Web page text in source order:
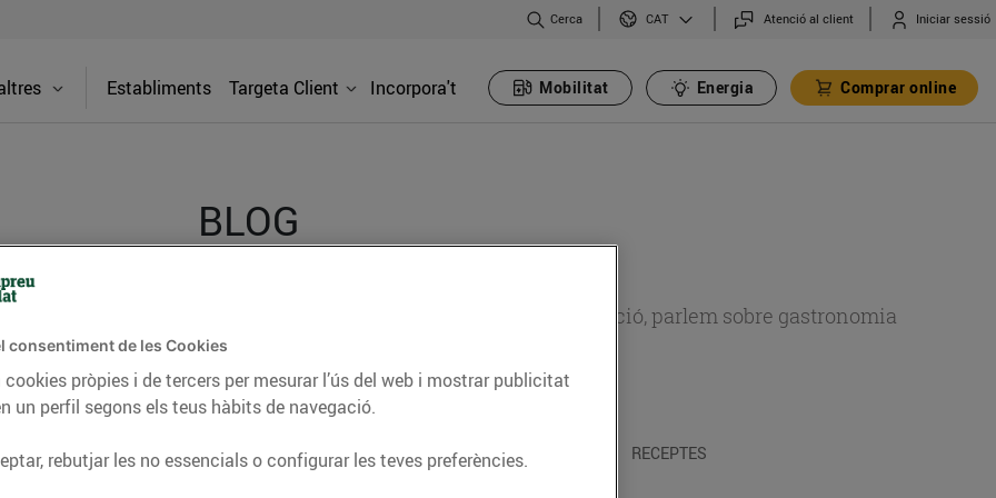
Cerca CAT Atenció al client Iniciar sessió
Establiments Targeta Client Incorpora't Mobilitat Energia Comprar online
BLOG
consells nutricionals, informació d’actualitat sobre alimentació, parlem sobre gastronomia
del nostre territori i molts altres temes.
CONSELLS I HÀBITS SALUDABLES ENERGIA GASTRONOMIA I TRADICIONS RECEPTES
consentiment de les Cookies
pròpies i de tercers per mesurar l’ús del web i mostrar publicitat
un perfil segons els teus hàbits de navegació.
rebutjar les no essencials o configurar les teves preferències.